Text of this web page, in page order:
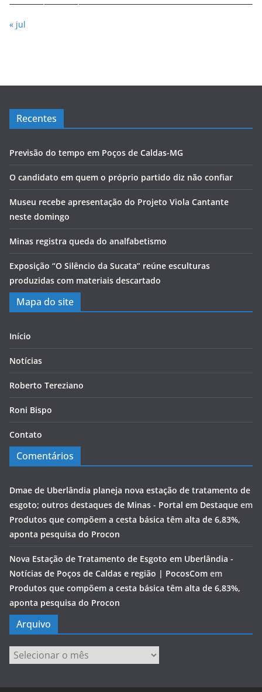
« jul
Recentes
Previsão do tempo em Poços de Caldas-MG
O candidato em quem o próprio partido diz não confiar
Museu recebe apresentação do Projeto Viola Cantante
neste domingo
Minas registra queda do analfabetismo
Exposição “O Silêncio da Sucata” reúne esculturas
produzidas com materiais descartado
Mapa do site
Início
Notícias
Roberto Tereziano
Roni Bispo
Contato
Comentários
Dmae de Uberlândia planeja nova estação de tratamento de
esgoto; outros destaques de Minas - Portal em Destaque em
Produtos que compõem a cesta básica têm alta de 6,83%,
aponta pesquisa do Procon
Nova Estação de Tratamento de Esgoto em Uberlândia -
Notícias de Poços de Caldas e região | PocosCom em
Produtos que compõem a cesta básica têm alta de 6,83%,
aponta pesquisa do Procon
Arquivo
Arquivo